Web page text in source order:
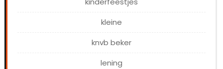
kleine
knvb beker
lening